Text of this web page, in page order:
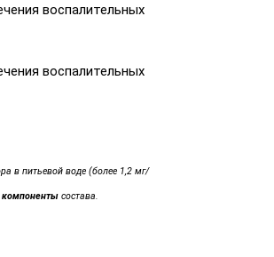
воспалительных
воспалительных
в питьевой воде (более 1,2 мг/
компонентысостава.